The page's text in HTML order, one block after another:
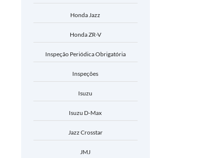
Honda Jazz
Honda ZR-V
Inspeção Periódica Obrigatória
Inspeções
Isuzu
Isuzu D-Max
Jazz Crosstar
JMJ